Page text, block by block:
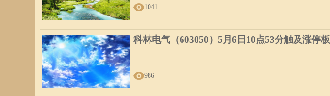
1041
科林电气（603050）5月6日10点53分触及涨停板
986